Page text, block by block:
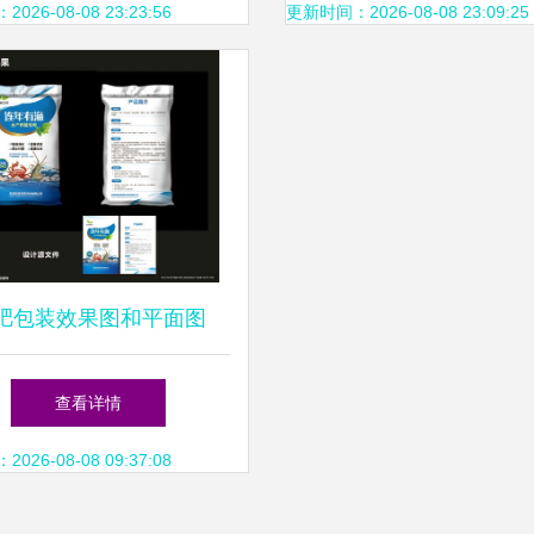
2026-08-08 23:23:56 更新时间：2026-08-08 23:09:25
包装效果图和平面图
查看详情
2026-08-08 09:37:08